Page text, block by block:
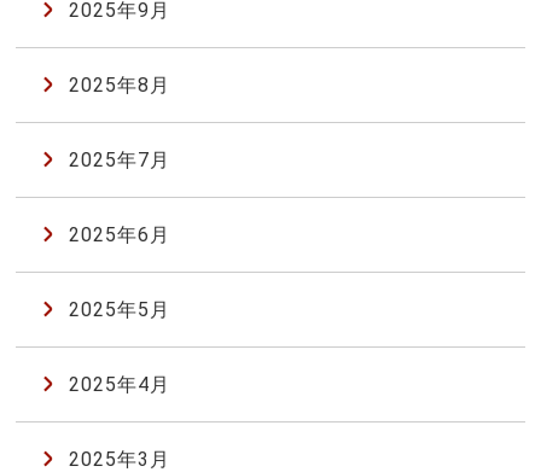
2025年9月
2025年8月
2025年7月
2025年6月
2025年5月
2025年4月
2025年3月